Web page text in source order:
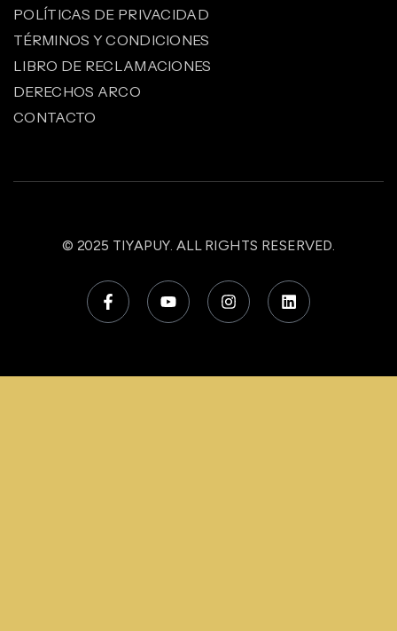
POLÍTICAS DE PRIVACIDAD
TÉRMINOS Y CONDICIONES
LIBRO DE RECLAMACIONES
DERECHOS ARCO
CONTACTO
© 2025 TIYAPUY. ALL RIGHTS RESERVED.